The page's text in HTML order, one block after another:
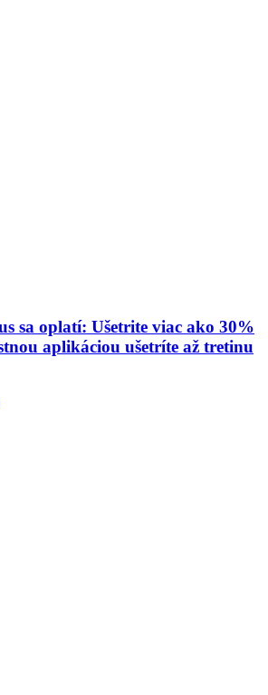
sa oplatí: Ušetrite viac ako 30%
aplikáciou ušetríte až tretinu